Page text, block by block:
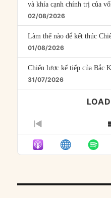
và khía cạnh chính trị của
02/08/2026
Làm thế nào để kết thúc
01/08/2026
Chiến lược kế tiếp của Bắc
31/07/2026
PREVIOUS
EPISODE